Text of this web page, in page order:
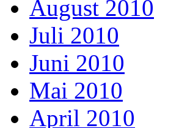
August 2010
Juli 2010
Juni 2010
Mai 2010
April 2010